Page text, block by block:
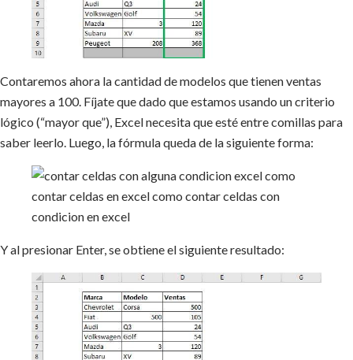
Contaremos ahora la cantidad de modelos que tienen ventas
mayores a 100. Fíjate que dado que estamos usando un criterio
lógico (“mayor que”), Excel necesita que esté entre comillas para
saber leerlo. Luego, la fórmula queda de la siguiente forma:
Y al presionar Enter, se obtiene el siguiente resultado: